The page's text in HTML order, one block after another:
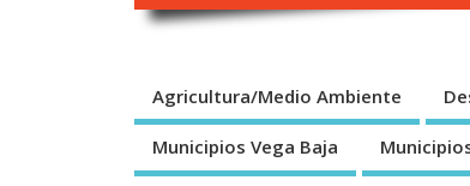
Agricultura/Medio Ambiente
Municipios Vega Baja